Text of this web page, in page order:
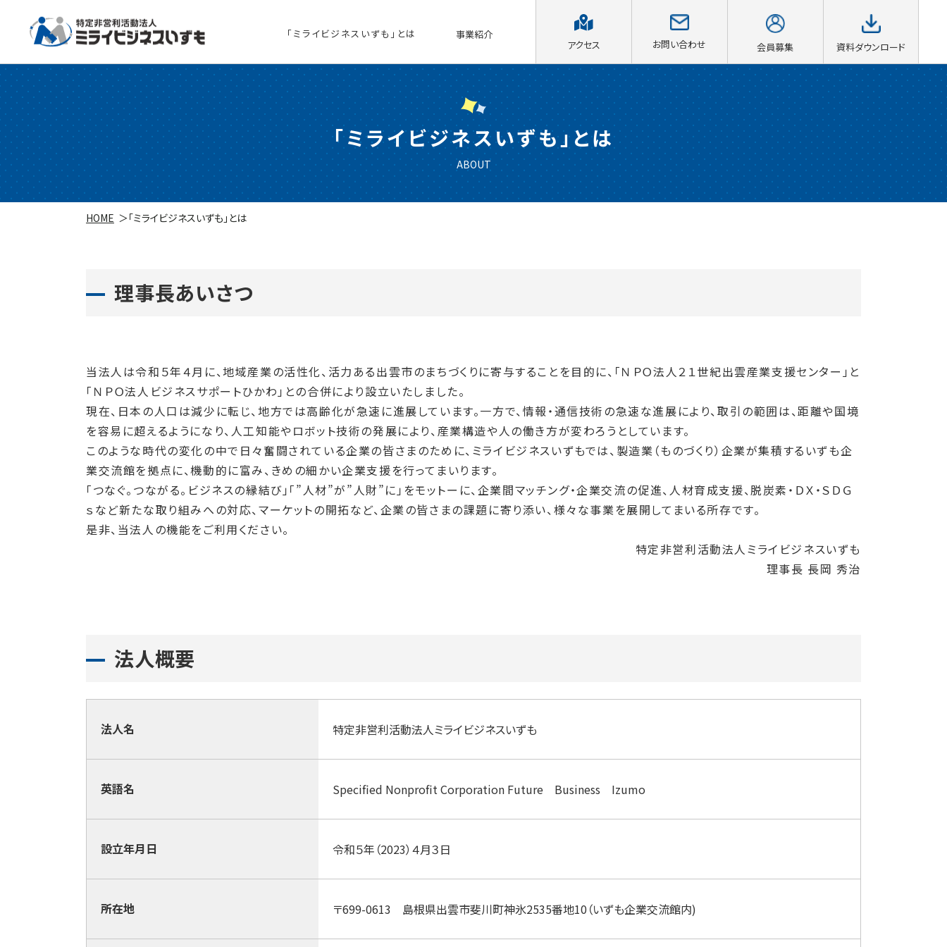
「ミライビジネスいずも」とは 事業紹介
アクセス お問い合わせ 会員募集 資料ダウンロード
「ミライビジネスいずも」とは
ABOUT
HOME 「ミライビジネスいずも」とは
理事長あいさつ
当法人は令和５年４月に、地域産業の活性化、活力ある出雲市のまちづくりに寄与することを目的に、「ＮＰＯ法人２１世紀出雲産業支援センター」と
「ＮＰＯ法人ビジネスサポートひかわ」との合併により設立いたしました。
現在、日本の人口は減少に転じ、地方では高齢化が急速に進展しています。一方で、情報・通信技術の急速な進展により、取引の範囲は、距離や国境
を容易に超えるようになり、人工知能やロボット技術の発展により、産業構造や人の働き方が変わろうとしています。
このような時代の変化の中で日々奮闘されている企業の皆さまのために、ミライビジネスいずもでは、製造業（ものづくり）企業が集積するいずも企
業交流館を拠点に、機動的に富み、きめの細かい企業支援を行ってまいります。
「つなぐ。つながる。ビジネスの縁結び」「”人材”が”人財”に」をモットーに、企業間マッチング・企業交流の促進、人材育成支援、脱炭素・ＤＸ・ＳＤＧ
ｓなど新たな取り組みへの対応、マーケットの開拓など、企業の皆さまの課題に寄り添い、様々な事業を展開してまいる所存です。
是非、当法人の機能をご利用ください。
特定非営利活動法人ミライビジネスいずも
理事長 長岡 秀治
法人概要
法人名 特定非営利活動法人ミライビジネスいずも
英語名 Specified Nonprofit Corporation Future Business Izumo
設立年月日 令和５年（2023）４月３日
所在地 〒699-0613 島根県出雲市斐川町神氷2535番地10（いずも企業交流館内)